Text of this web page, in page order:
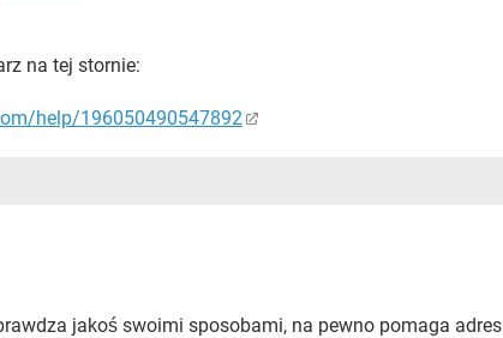
na tej stornie:
help/196050490547892
jakoś swoimi sposobami, na pewno pomaga adres